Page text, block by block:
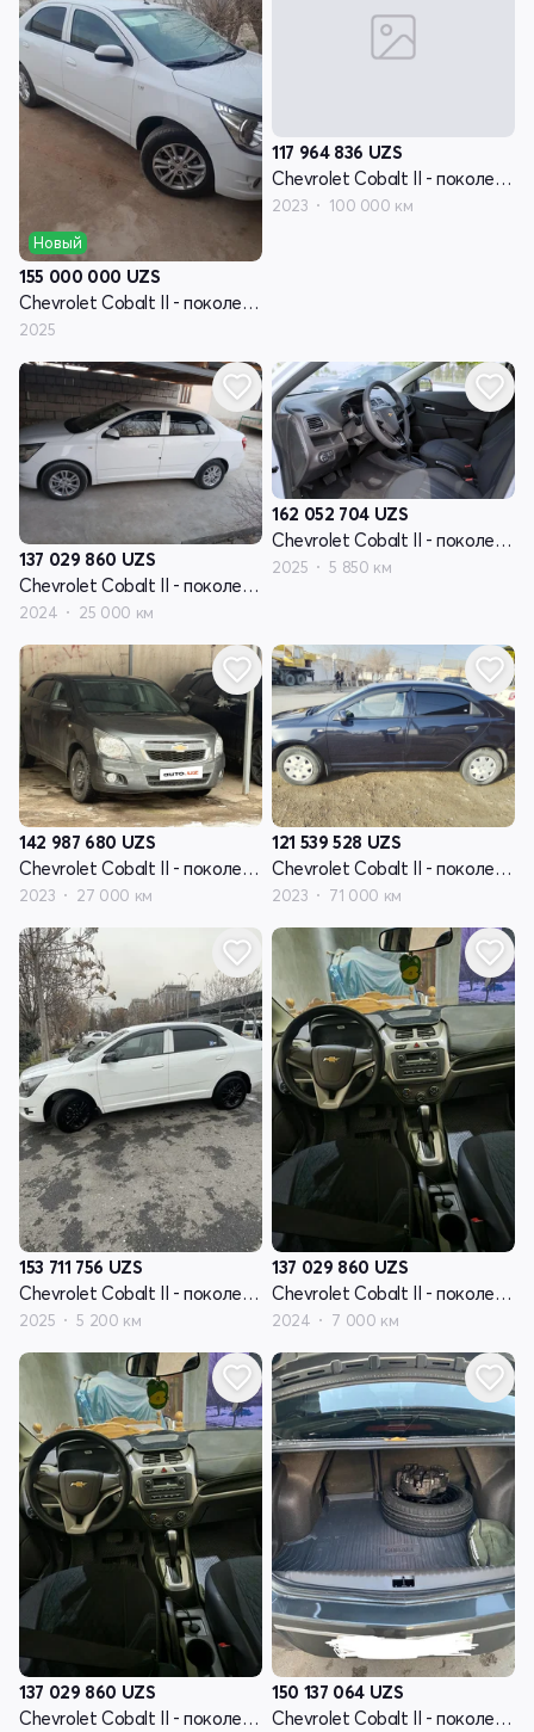
Новый
155 000 000 UZS
Chevrolet Cobalt II - поколение рестайлинг
2025
117 964 836 UZS
Chevrolet Cobalt II - поколение рестайлинг
2023 100 000 км
137 029 860 UZS
Chevrolet Cobalt II - поколение рестайлинг
2024 25 000 км
162 052 704 UZS
Chevrolet Cobalt II - поколение рестайлинг
2025 5 850 км
142 987 680 UZS
Chevrolet Cobalt II - поколение рестайлинг
2023 27 000 км
121 539 528 UZS
Chevrolet Cobalt II - поколение рестайлинг
2023 71 000 км
153 711 756 UZS
Chevrolet Cobalt II - поколение рестайлинг
2025 5 200 км
137 029 860 UZS
Chevrolet Cobalt II - поколение рестайлинг
2024 7 000 км
137 029 860 UZS
Chevrolet Cobalt II - поколение рестайлинг
150 137 064 UZS
Chevrolet Cobalt II - поколение рестайлинг